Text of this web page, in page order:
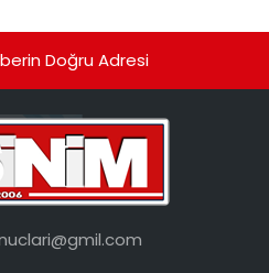
Doğru Adresi